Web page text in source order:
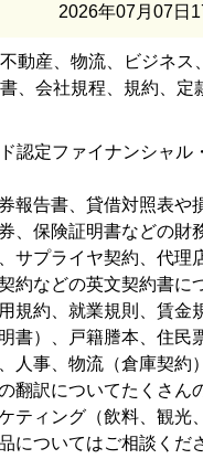
2026年07月07日
動産、物流、ビジネス
、会社規程、規約、定
認定ファイナンシャル
報告書、貸借対照表や
、保険証明書などの財
サプライヤ契約、代理
約などの英文契約書に
規約、就業規則、賃金
書）、戸籍謄本、住民
人事、物流（倉庫契約
訳についてたくさん
ティング（飲料、観光
についてはご相談くだ